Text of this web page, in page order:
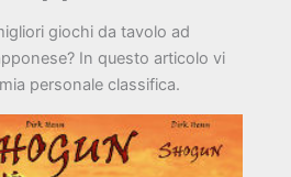
giochi da tavolo ad
In questo articolo vi
personale classifica.